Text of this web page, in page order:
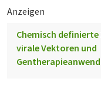
Anzeigen
Chemisch
virale Vektoren und